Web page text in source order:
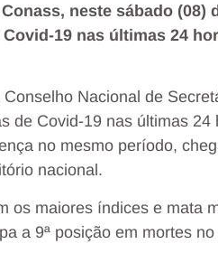
neste sábado (08)
19 nas últimas 24
Nacional de
de Covid-19 nas últimas
no mesmo período,
nacional.
os maiores índices e mata
a 9ª posição em mortes